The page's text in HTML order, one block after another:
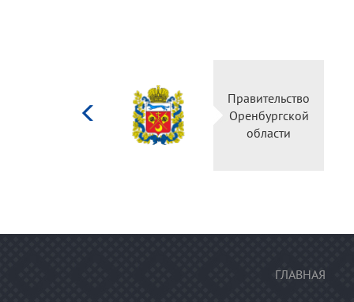
Министерство
культуры
Российской
федерации
ГЛАВНАЯ